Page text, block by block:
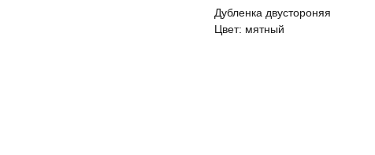
Дубленка двустороняя
Цвет: мятный